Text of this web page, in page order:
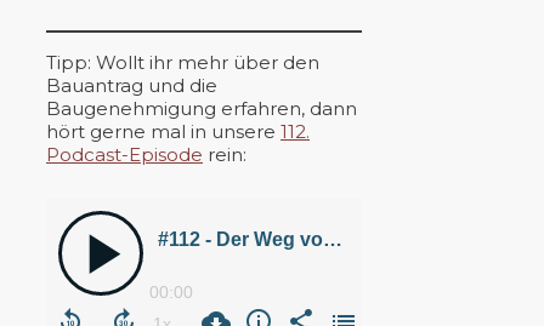
Tipp: Wollt ihr mehr über den
Bauantrag und die
Baugenehmigung erfahren, dann
hört gerne mal in unsere 112.
Podcast-Episode rein: